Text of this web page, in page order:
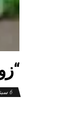
6 سبتمبر، 2024